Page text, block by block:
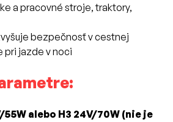
a pracovné stroje, traktory,
bezpečnosť v cestnej
pri jazde v noci
55W alebo H3 24V/70W (nie je